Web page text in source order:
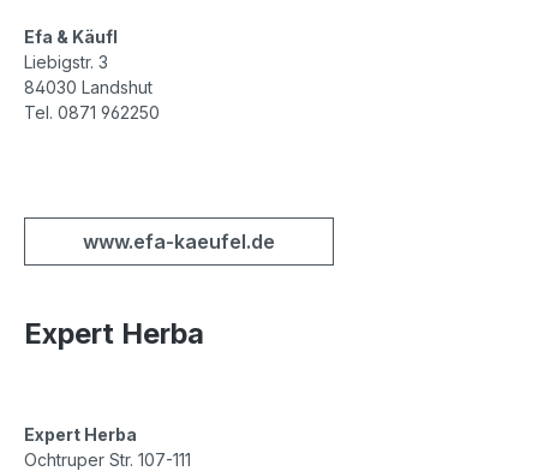
Efa & Käufl
Liebigstr. 3
84030 Landshut
Tel. 0871 962250
www.efa-kaeufel.de
Expert Herba
Expert Herba
Ochtruper Str. 107-111